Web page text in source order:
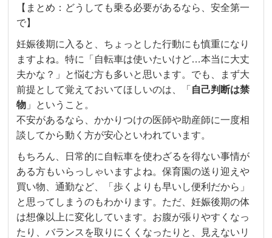
【まとめ：どうしても乗る必要があるなら、安全第一
で】
妊娠後期に入ると、ちょっとした行動にも慎重になり
ますよね。特に「自転車は使いたいけど…本当に大丈
夫かな？」と悩む方も多いと思います。でも、まず大
前提として覚えておいてほしいのは、「 自己判断は禁
物 」ということ。
不安があるなら、かかりつけの医師や助産師に一度相
談してから動く方が安心といわれています。
もちろん、日常的に自転車を使わざるを得ない事情が
ある方もいらっしゃいますよね。保育園の送り迎えや
買い物、通勤など、「歩くよりも早いし便利だから」
と思ってしまうのもわかります。ただ、妊娠後期の体
は想像以上に変化しています。お腹が張りやすくなっ
たり、バランスを取りにくくなったりと、見えないリ